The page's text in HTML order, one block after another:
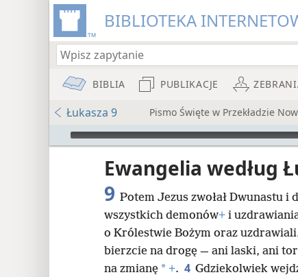
BIBLIOTEKA
BIBLIA PUBLIKACJE
Łukasza 9 Pismo Święte w Przekładzie
Audio Player
Ewangelia według
9 Potem Jezus zwołał Dwunastu i
wszystkich demonów+ i
o Królestwie Bożym oraz
bierzcie na drogę — ani laski, ani
na zmianę * +. 4 Gdziekolwiek